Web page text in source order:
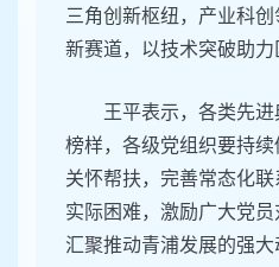
三角创新枢纽，产业科
新赛道，以技术突破助力
王平表示，各类先
榜样，各级党组织要持
关怀帮扶，完善常态化
实际困难，激励广大党员
汇聚推动青浦发展的强大